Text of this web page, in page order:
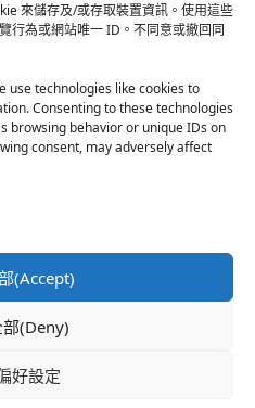
來儲存及/或存取裝置資訊。使用這些
行為或網站唯一 ID。不同意或撤回同
use technologies like cookies to
Consenting to these technologies
browsing behavior or unique IDs on
consent, may adversely affect
(Accept)
(Deny)
好設定
勒大家陪他圓夢，但